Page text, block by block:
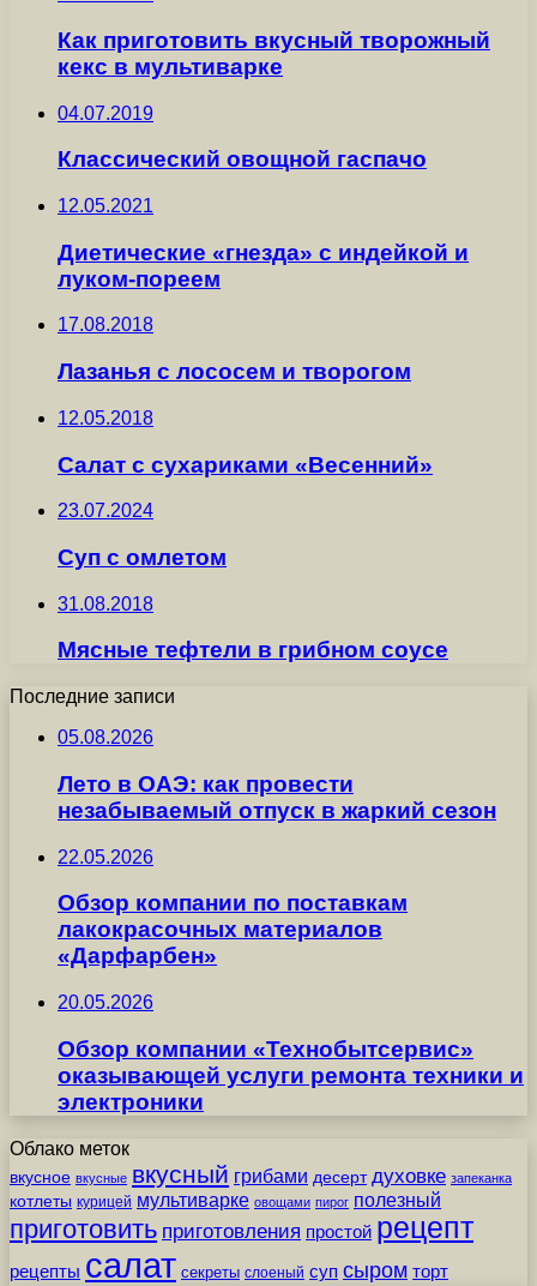
Как приготовить вкусный творожный
кекс в мультиварке
04.07.2019
Классический овощной гаспачо
12.05.2021
Диетические «гнезда» с индейкой и
луком-пореем
17.08.2018
Лазанья с лососем и творогом
12.05.2018
Салат с сухариками «Весенний»
23.07.2024
Суп с омлетом
31.08.2018
Мясные тефтели в грибном соусе
Последние записи
05.08.2026
Лето в ОАЭ: как провести
незабываемый отпуск в жаркий сезон
22.05.2026
Обзор компании по поставкам
лакокрасочных материалов
«Дарфарбен»
20.05.2026
Обзор компании «Технобытсервис»
оказывающей услуги ремонта техники и
электроники
Облако меток
вкусное вкусные вкусный грибами десерт духовке запеканка
котлеты курицей мультиварке овощами пирог полезный
приготовить приготовления простой рецепт
рецепты салат секреты слоеный суп сыром торт